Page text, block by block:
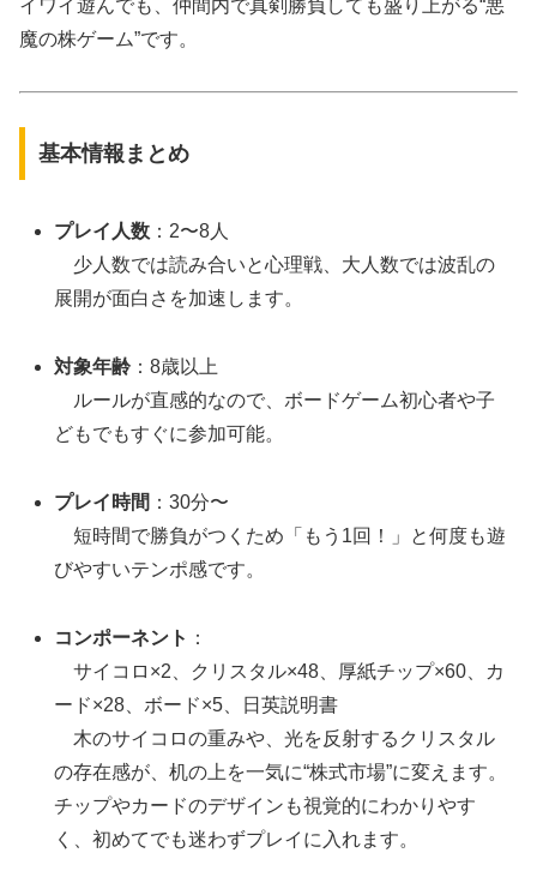
イワイ遊んでも、仲間内で真剣勝負しても盛り上がる“悪
魔の株ゲーム”です。
基本情報まとめ
プレイ人数 ：2〜8人
少人数では読み合いと心理戦、大人数では波乱の
展開が面白さを加速します。
対象年齢 ：8歳以上
ルールが直感的なので、ボードゲーム初心者や子
どもでもすぐに参加可能。
プレイ時間 ：30分〜
短時間で勝負がつくため「もう1回！」と何度も遊
びやすいテンポ感です。
コンポーネント ：
サイコロ×2、クリスタル×48、厚紙チップ×60、カ
ード×28、ボード×5、日英説明書
木のサイコロの重みや、光を反射するクリスタル
の存在感が、机の上を一気に“株式市場”に変えます。
チップやカードのデザインも視覚的にわかりやす
く、初めてでも迷わずプレイに入れます。